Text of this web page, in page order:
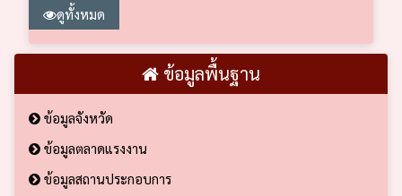
ดูทั้งหมด
ข้อมูลพื้นฐาน
ข้อมูลจังหวัด
ข้อมูลตลาดแรงงาน
ข้อมูลสถานประกอบการ